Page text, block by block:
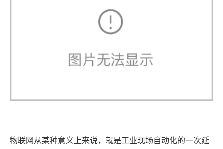
物联网从某种意义上来说，就是工业现场自动化的一次延